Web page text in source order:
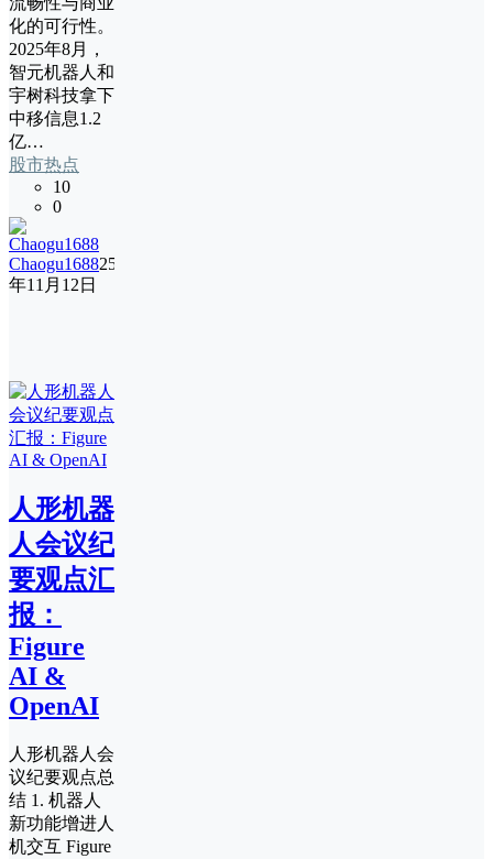
化的可行性。
2025年8月，
智元机器人和
宇树科技拿下
中移信息1.2
亿…
股市热点
10
0
Chaogu168825
年11月12日
人形机器
人会议纪
要观点汇
报：
Figure
AI &
OpenAI
人形机器人会
议纪要观点总
结 1. 机器人
新功能增进人
机交互 Figure